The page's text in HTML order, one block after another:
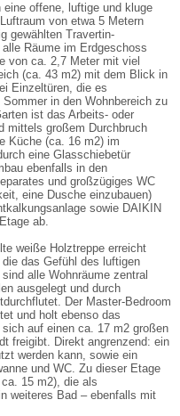
offene, luftige und kluge
von etwa 5 Metern
gewählten Travertin-
Räume im Erdgeschoss
von ca. 2,7 Meter mit viel
(ca. 43 m2) mit dem Blick in
Einzeltüren, die es
in den Wohnbereich zu
ist das Arbeits- oder
mittels großem Durchbruch
Küche (ca. 16 m2) im
eine Glasschiebetür
ebenfalls in den
und großzügiges WC
eine Dusche einzubauen)
sowie DAIKIN
ab.
weiße Holztreppe erreicht
das Gefühl des luftigen
alle Wohnräume zentral
ausgelegt und durch
Der Master-Bedroom
und holt ebenso das
auf einen ca. 17 m2 großen
freigibt. Direkt angrenzend: ein
werden kann, sowie ein
und WC. Zu dieser Etage
15 m2), die als
weiteres Bad – ebenfalls mit